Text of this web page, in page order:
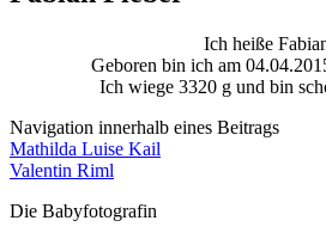
Ich heiße
Geboren bin ich am
Ich wiege 3320 g und bin
Navigation innerhalb eines Beitrags
Mathilda Luise Kail
Valentin Riml
Die Babyfotografin